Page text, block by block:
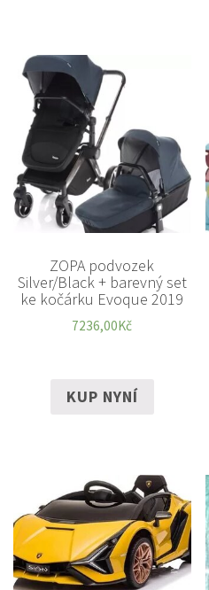
ZOPA podvozek
Silver/Black + barevný set
ke kočárku Evoque 2019
7236,00Kč
KUP NYNÍ